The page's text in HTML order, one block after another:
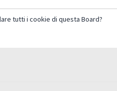
tutti i cookie di questa Board?